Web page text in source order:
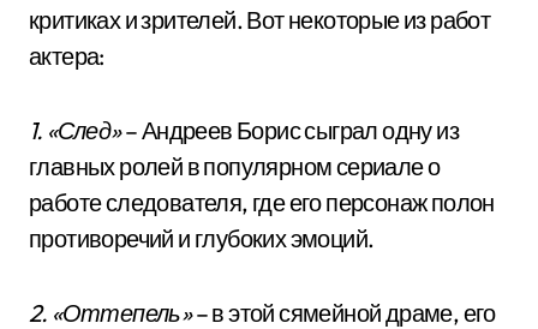
критиках и зрителей. Вот некоторые из работ
актера:
1. «След»– Андреев Борис сыграл одну из
главных ролей в популярном сериале о
работе следователя, где его персонаж полон
противоречий и глубоких эмоций.
2. «Оттепель»– в этой сямейной драме, его